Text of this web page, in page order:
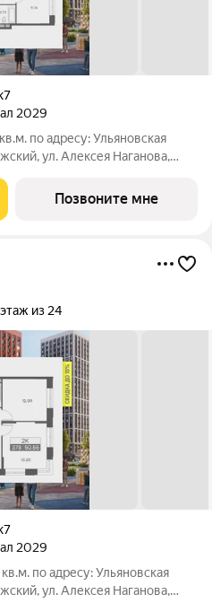
2029
пo адpесу: Ульяновская
ул. Алексея Наганова,
продажа от застройщика ГК
Позвоните мне
этаж из 24
2029
пo адpесу: Ульяновская
ул. Алексея Наганова,